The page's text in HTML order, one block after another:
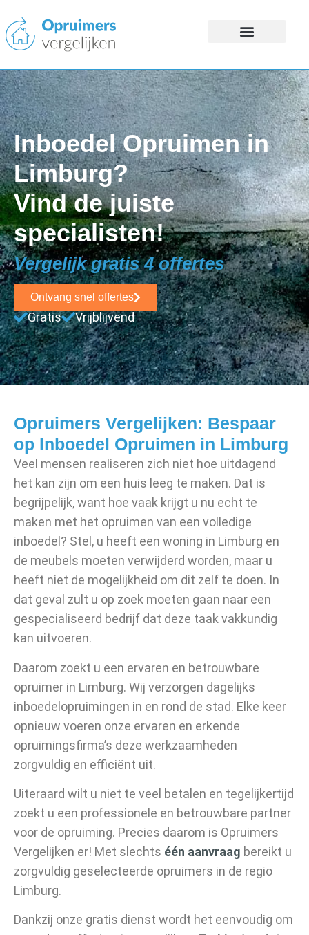
Inboedel Opruimen in
Limburg?
Vind de juiste
specialisten!
Vergelijk gratis 4 offertes
Ontvang snel offertes
Gratis Vrijblijvend
Opruimers Vergelijken: Bespaar
op Inboedel Opruimen in Limburg
Veel mensen realiseren zich niet hoe uitdagend
het kan zijn om een huis leeg te maken. Dat is
begrijpelijk, want hoe vaak krijgt u nu echt te
maken met het opruimen van een volledige
inboedel? Stel, u heeft een woning in Limburg en
de meubels moeten verwijderd worden, maar u
heeft niet de mogelijkheid om dit zelf te doen. In
dat geval zult u op zoek moeten gaan naar een
gespecialiseerd bedrijf dat deze taak vakkundig
kan uitvoeren.
Daarom zoekt u een ervaren en betrouwbare
opruimer in Limburg. Wij verzorgen dagelijks
inboedelopruimingen in en rond de stad. Elke keer
opnieuw voeren onze ervaren en erkende
opruimingsfirma’s deze werkzaamheden
zorgvuldig en efficiënt uit.
Uiteraard wilt u niet te veel betalen en tegelijkertijd
zoekt u een professionele en betrouwbare partner
voor de opruiming. Precies daarom is Opruimers
Vergelijken er! Met slechts één aanvraag bereikt u
zorgvuldig geselecteerde opruimers in de regio
Limburg.
Dankzij onze gratis dienst wordt het eenvoudig om